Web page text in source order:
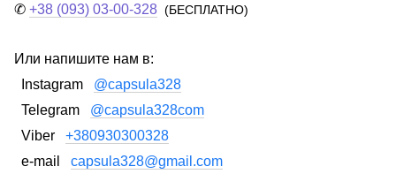
✆ +38 (093) 03-00-328 (БЕСПЛАТНО)
Или напишите нам в:
Instagram @capsula328
Telegram @capsula328com
Viber +380930300328
e-mail capsula328@gmail.com